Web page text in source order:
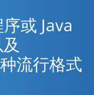
或 Java
流行格式